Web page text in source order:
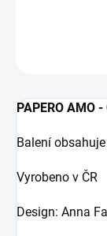
PAPERO AMO
Balení obsahuje
Vyrobeno v ČR
Design: Anna